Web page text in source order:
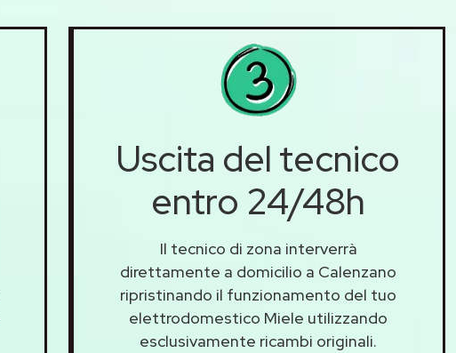
Uscita del tecnico
entro 24/48h
Il tecnico di zona interverrà
direttamente a domicilio a Calenzano
ripristinando il funzionamento del tuo
elettrodomestico Miele utilizzando
esclusivamente ricambi originali.